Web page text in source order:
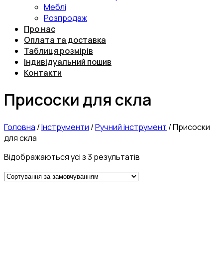
Меблі
Розпродаж
Про нас
Оплата та доставка
Таблиця розмірів
Індивідуальний пошив
Контакти
Присоски для скла
Головна /Інструменти /Ручний інструмент /Присоски
для скла
Відображаються усі з 3 результатів